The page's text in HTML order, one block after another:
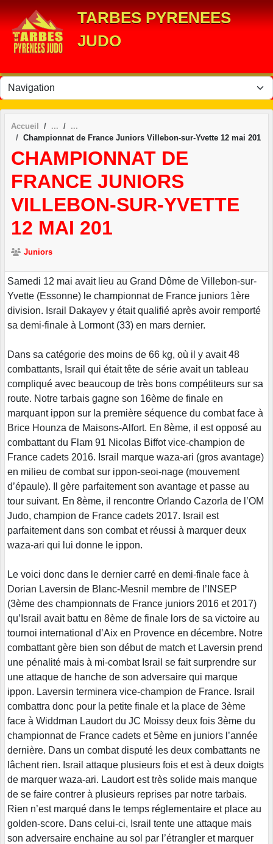
TARBES PYRENEES
JUDO
Accueil
Championnat de France Juniors Villebon-sur-Yvette 12 mai 201
CHAMPIONNAT DE
FRANCE JUNIORS
VILLEBON-SUR-YVETTE
12 MAI 201
Juniors
Samedi 12 mai avait lieu au Grand Dôme de Villebon-sur-
Yvette (Essonne) le championnat de France juniors 1ère
division. Israil Dakayev y était qualifié après avoir remporté
sa demi-finale à Lormont (33) en mars dernier.
Dans sa catégorie des moins de 66 kg, où il y avait 48
combattants, Israil qui était tête de série avait un tableau
compliqué avec beaucoup de très bons compétiteurs sur sa
route. Notre tarbais gagne son 16ème de finale en
marquant ippon sur la première séquence du combat face à
Brice Hounza de Maisons-Alfort. En 8ème, il est opposé au
combattant du Flam 91 Nicolas Biffot vice-champion de
France cadets 2016. Israil marque waza-ari (gros avantage)
en milieu de combat sur ippon-seoi-nage (mouvement
d’épaule). Il gère parfaitement son avantage et passe au
tour suivant. En 8ème, il rencontre Orlando Cazorla de l’OM
Judo, champion de France cadets 2017. Israil est
parfaitement dans son combat et réussi à marquer deux
waza-ari qui lui donne le ippon.
Le voici donc dans le dernier carré en demi-finale face à
Dorian Laversin de Blanc-Mesnil membre de l’INSEP
(3ème des championnats de France juniors 2016 et 2017)
qu’Israil avait battu en 8ème de finale lors de sa victoire au
tournoi international d’Aix en Provence en décembre. Notre
combattant gère bien son début de match et Laversin prend
une pénalité mais à mi-combat Israil se fait surprendre sur
une attaque de hanche de son adversaire qui marque
ippon. Laversin terminera vice-champion de France. Israil
combattra donc pour la petite finale et la place de 3ème
face à Widdman Laudort du JC Moissy deux fois 3ème du
championnat de France cadets et 5ème en juniors l’année
dernière. Dans un combat disputé les deux combattants ne
lâchent rien. Israil attaque plusieurs fois et est à deux doigts
de marquer waza-ari. Laudort est très solide mais manque
de se faire contrer à plusieurs reprises par notre tarbais.
Rien n’est marqué dans le temps réglementaire et place au
golden-score. Dans celui-ci, Israil tente une attaque mais
son adversaire enchaine au sol par l’étrangler et marquer
Panneau de gestion des cookies